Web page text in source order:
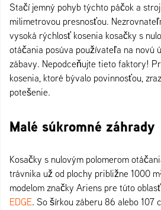
Stačí jemný pohyb týchto páčok a
milimetrovou presnosťou.
vysoká rýchlosť kosenia kosačky s
otáčania posúva používateľa na novú
zábavy. Nepodceňujte tieto faktory!
kosenia, ktoré bývalo povinnosťou,
potešenie.
Malé súkromné záhrady
Kosačky s nulovým polomerom
trávnika už od plochy približne 1000
modelom značky Ariens pre túto
EDGE. So šírkou záberu 86 alebo 107